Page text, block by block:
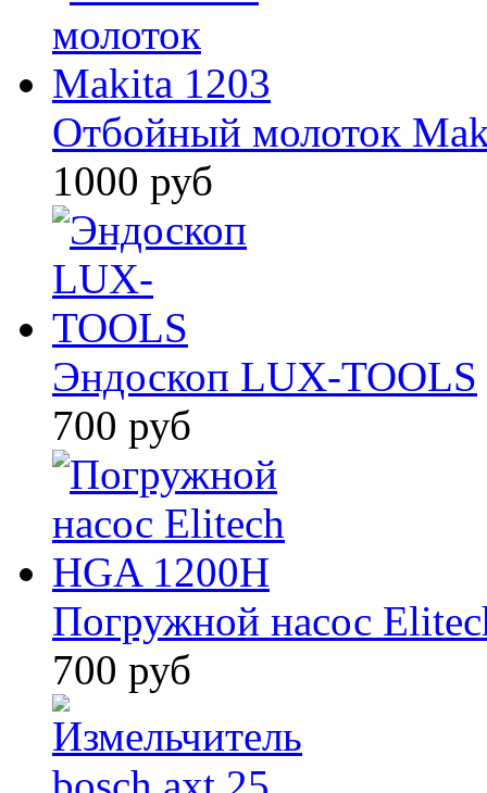
Отбойный молоток
1000 руб
Эндоскоп LUX-TOOLS
700 руб
Погружной насос
700 руб